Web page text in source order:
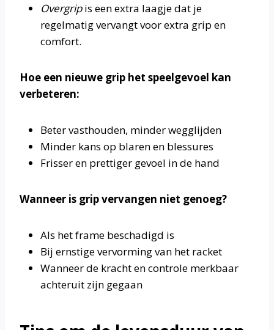
Overgripis een extra laagje dat je
regelmatig vervangt voor extra grip en
comfort.
Hoe een nieuwe grip het speelgevoel kan
verbeteren:
Beter vasthouden, minder wegglijden
Minder kans op blaren en blessures
Frisser en prettiger gevoel in de hand
Wanneer is grip vervangen niet genoeg?
Als het frame beschadigd is
Bij ernstige vervorming van het racket
Wanneer de kracht en controle merkbaar
achteruit zijn gegaan